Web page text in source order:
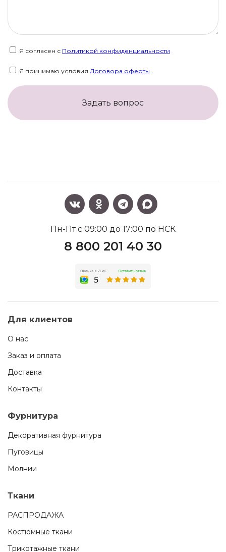
Я согласен с Политикой конфиденциальности
Я принимаю условия Договора оферты
Задать вопрос
Пн-Пт с 09:00 до 17:00 по НСК
8 800 201 40 30
Для клиентов
О нас
Заказ и оплата
Доставка
Контакты
Фурнитура
Декоративная фурнитура
Пуговицы
Молнии
Ткани
РАСПРОДАЖА
Костюмные ткани
Трикотажные ткани